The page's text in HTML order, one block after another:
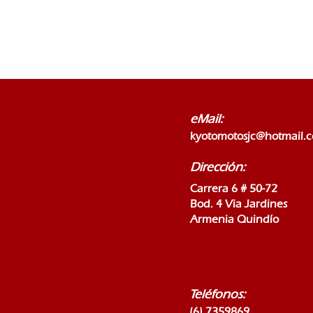
eMail:
Dirección:
Carrera 6 # 50-72
Bod. 4 Via Jardines
Armenia Quindío
Teléfonos: